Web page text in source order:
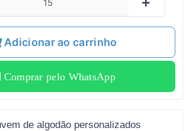
Adicionar ao carrinho
Comprar pelo WhatsApp
de algodão personalizados